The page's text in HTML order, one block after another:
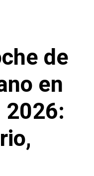
de
en
2026: